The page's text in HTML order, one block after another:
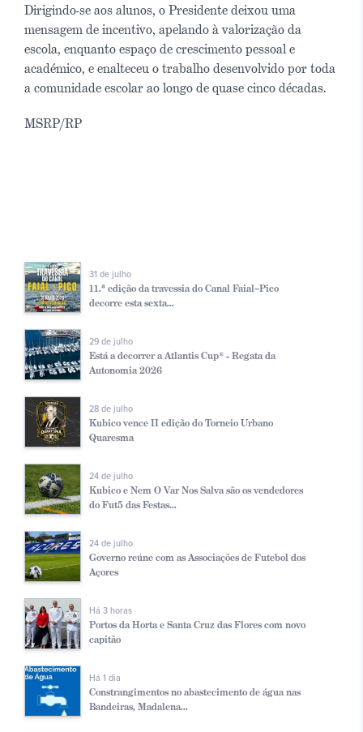
Dirigindo-se aos alunos, o Presidente deixou uma
mensagem de incentivo, apelando à valorização da
escola, enquanto espaço de crescimento pessoal e
académico, e enalteceu o trabalho desenvolvido por toda
a comunidade escolar ao longo de quase cinco décadas.
MSRP/RP
31 de julho
11.ª edição da travessia do Canal Faial–Pico
decorre esta sexta...
29 de julho
Está a decorrer a Atlantis Cup® - Regata da
Autonomia 2026
28 de julho
Kubico vence II edição do Torneio Urbano
Quaresma
24 de julho
Kubico e Nem O Var Nos Salva são os vendedores
do Fut5 das Festas...
24 de julho
Governo reúne com as Associações de Futebol dos
Açores
Há 3 horas
Portos da Horta e Santa Cruz das Flores com novo
capitão
Há 1 dia
Constrangimentos no abastecimento de água nas
Bandeiras, Madalena...